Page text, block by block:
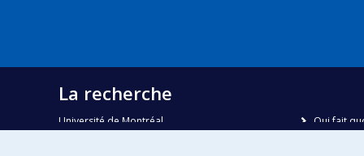
La recherche
Université de Montréal
Qui fait